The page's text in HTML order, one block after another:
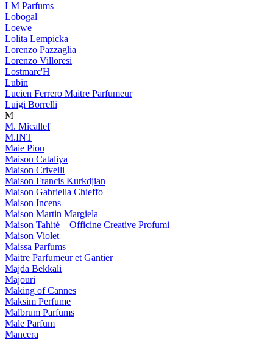
LM Parfums
Lobogal
Loewe
Lolita Lempicka
Lorenzo Pazzaglia
Lorenzo Villoresi
Lostmarc'H
Lubin
Lucien Ferrero Maitre Parfumeur
Luigi Borrelli
M
M. Micallef
M.INT
Maie Piou
Maison Cataliya
Maison Crivelli
Maison Francis Kurkdjian
Maison Gabriella Chieffo
Maison Incens
Maison Martin Margiela
Maison Tahité – Officine Creative Profumi
Maison Violet
Maissa Parfums
Maitre Parfumeur et Gantier
Majda Bekkali
Majouri
Making of Cannes
Maksim Perfume
Malbrum Parfums
Male Parfum
Mancera